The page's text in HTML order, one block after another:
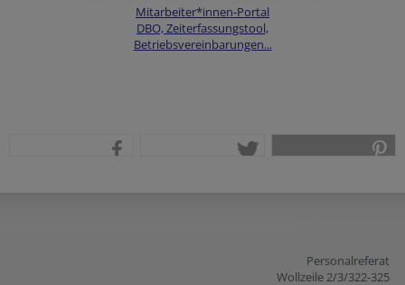
Mitarbeiter*innen-Portal
DBO, Zeiterfassungstool,
Betriebsvereinbarungen...
Personalreferat
Wollzeile 2/3/322-325